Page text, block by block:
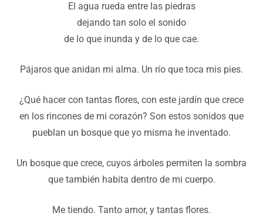
El agua rueda entre las piedras
dejando tan solo el sonido
de lo que inunda y de lo que cae.
Pájaros que anidan mi alma. Un río que toca mis pies.
¿Qué hacer con tantas flores, con este jardín que crece
en los rincones de mi corazón? Son estos sonidos que
pueblan un bosque que yo misma he inventado.
Un bosque que crece, cuyos árboles permiten la sombra
que también habita dentro de mi cuerpo.
Me tiendo. Tanto amor, y tantas flores.